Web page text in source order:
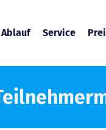
Ablauf Service